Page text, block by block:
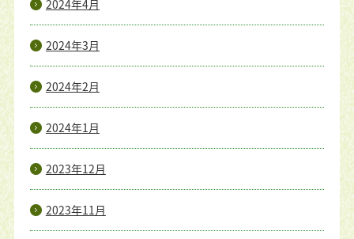
2024年4月
2024年3月
2024年2月
2024年1月
2023年12月
2023年11月